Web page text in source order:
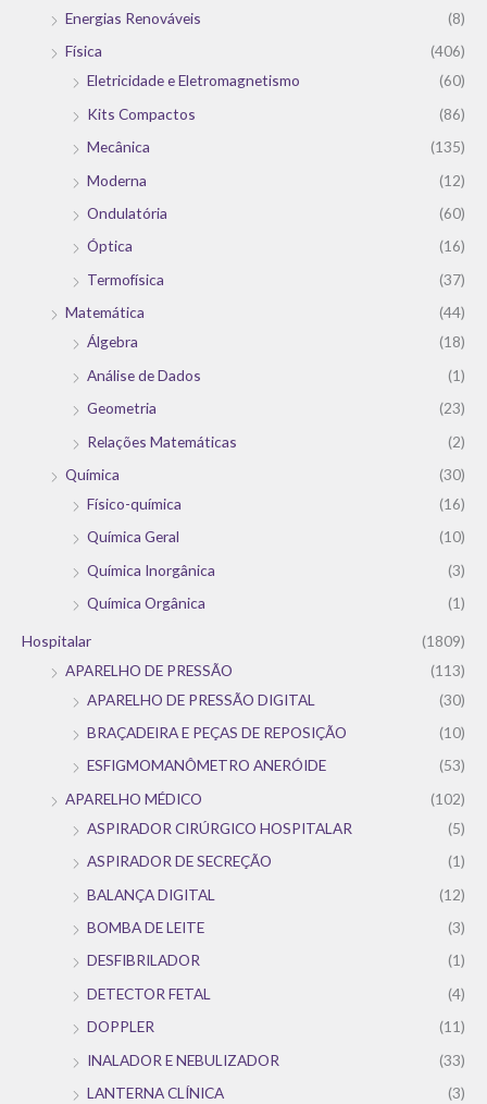
Energias Renováveis
(8)
Física
(406)
Eletricidade e Eletromagnetismo
(60)
Kits Compactos
(86)
Mecânica
(135)
Moderna
(12)
Ondulatória
(60)
Óptica
(16)
Termofísica
(37)
Matemática
(44)
Álgebra
(18)
Análise de Dados
(1)
Geometria
(23)
Relações Matemáticas
(2)
Química
(30)
Físico-química
(16)
Química Geral
(10)
Química Inorgânica
(3)
Química Orgânica
(1)
Hospitalar
(1809)
APARELHO DE PRESSÃO
(113)
APARELHO DE PRESSÃO DIGITAL
(30)
BRAÇADEIRA E PEÇAS DE REPOSIÇÃO
(10)
ESFIGMOMANÔMETRO ANERÓIDE
(53)
APARELHO MÉDICO
(102)
ASPIRADOR CIRÚRGICO HOSPITALAR
(5)
ASPIRADOR DE SECREÇÃO
(1)
BALANÇA DIGITAL
(12)
BOMBA DE LEITE
(3)
DESFIBRILADOR
(1)
DETECTOR FETAL
(4)
DOPPLER
(11)
INALADOR E NEBULIZADOR
(33)
LANTERNA CLÍNICA
(3)